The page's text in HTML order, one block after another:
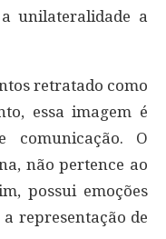
unilateralidade a
retratado como
essa imagem é
comunicação. O
não pertence ao
possui emoções
representação de